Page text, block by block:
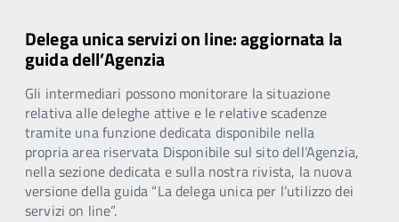
Delega unica servizi on line: aggiornata la
guida dell’Agenzia
Gli intermediari possono monitorare la situazione
relativa alle deleghe attive e le relative scadenze
tramite una funzione dedicata disponibile nella
propria area riservata Disponibile sul sito dell’Agenzia,
nella sezione dedicata e sulla nostra rivista, la nuova
versione della guida “La delega unica per l’utilizzo dei
servizi on line”.